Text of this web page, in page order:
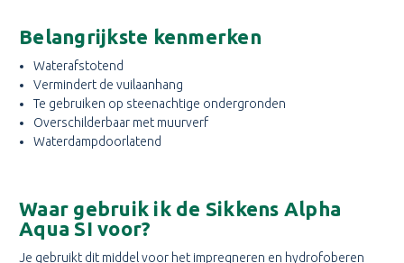
Belangrijkste kenmerken
Waterafstotend
Vermindert de vuilaanhang
Te gebruiken op steenachtige ondergronden
Overschilderbaar met muurverf
Waterdampdoorlatend
Waar gebruik ik de Sikkens Alpha
Aqua SI voor?
Je gebruikt dit middel voor het impregneren en hydrofoberen